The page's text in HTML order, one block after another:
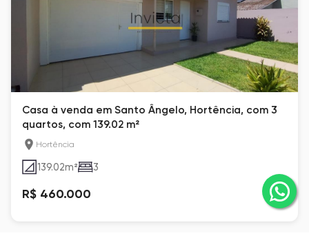
Casa à venda em Santo Ângelo, Hortência, com 3
quartos, com 139.02 m²
Hortência
139.02m² 3
R$ 460.000